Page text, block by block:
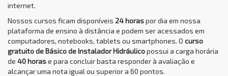
internet.
Nossos cursos ficam disponíveis 24 horaspor dia em nossa
plataforma de ensino à distância e podem ser acessados em
computadores, notebooks, tablets ou smartphones. O curso
gratuito de Básico de Instalador Hidráulicopossui a carga horária
de 40 horase para concluir basta responder à avaliação e
alcançar uma nota igual ou superior a 60 pontos.